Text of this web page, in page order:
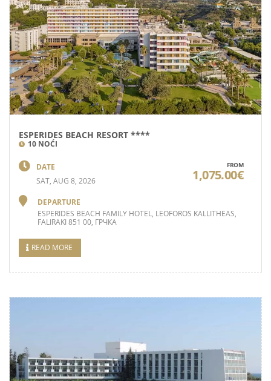
ESPERIDES BEACH RESORT ****
10 NOĆI
DATE
SAT, AUG 8, 2026
DEPARTURE
ESPERIDES BEACH FAMILY HOTEL, LEOFOROS KALLITHEAS,
FALIRAKI 851 00, ГРЧКА
FROM
1,075.00€
READ MORE